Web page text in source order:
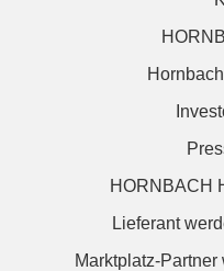
HORNBACH
Lieferant
Marktplatz-